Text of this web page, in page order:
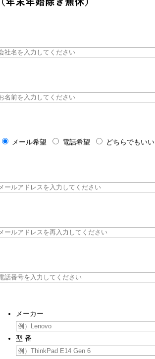
メール希望 電話希望 どちらでもいい
メーカー
型 番